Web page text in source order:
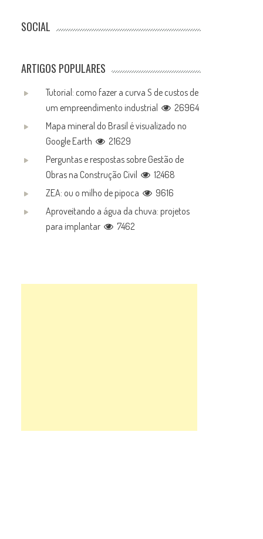
SOCIAL
ARTIGOS POPULARES
Tutorial: como fazer a curva S de custos de
um empreendimento industrial
26964
Mapa mineral do Brasil é visualizado no
Google Earth
21629
Perguntas e respostas sobre Gestão de
Obras na Construção Civil
12468
ZEA: ou o milho de pipoca
9616
Aproveitando a água da chuva: projetos
para implantar
7462